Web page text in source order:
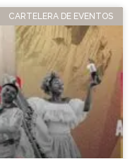
CARTELERA DE EVENTOS